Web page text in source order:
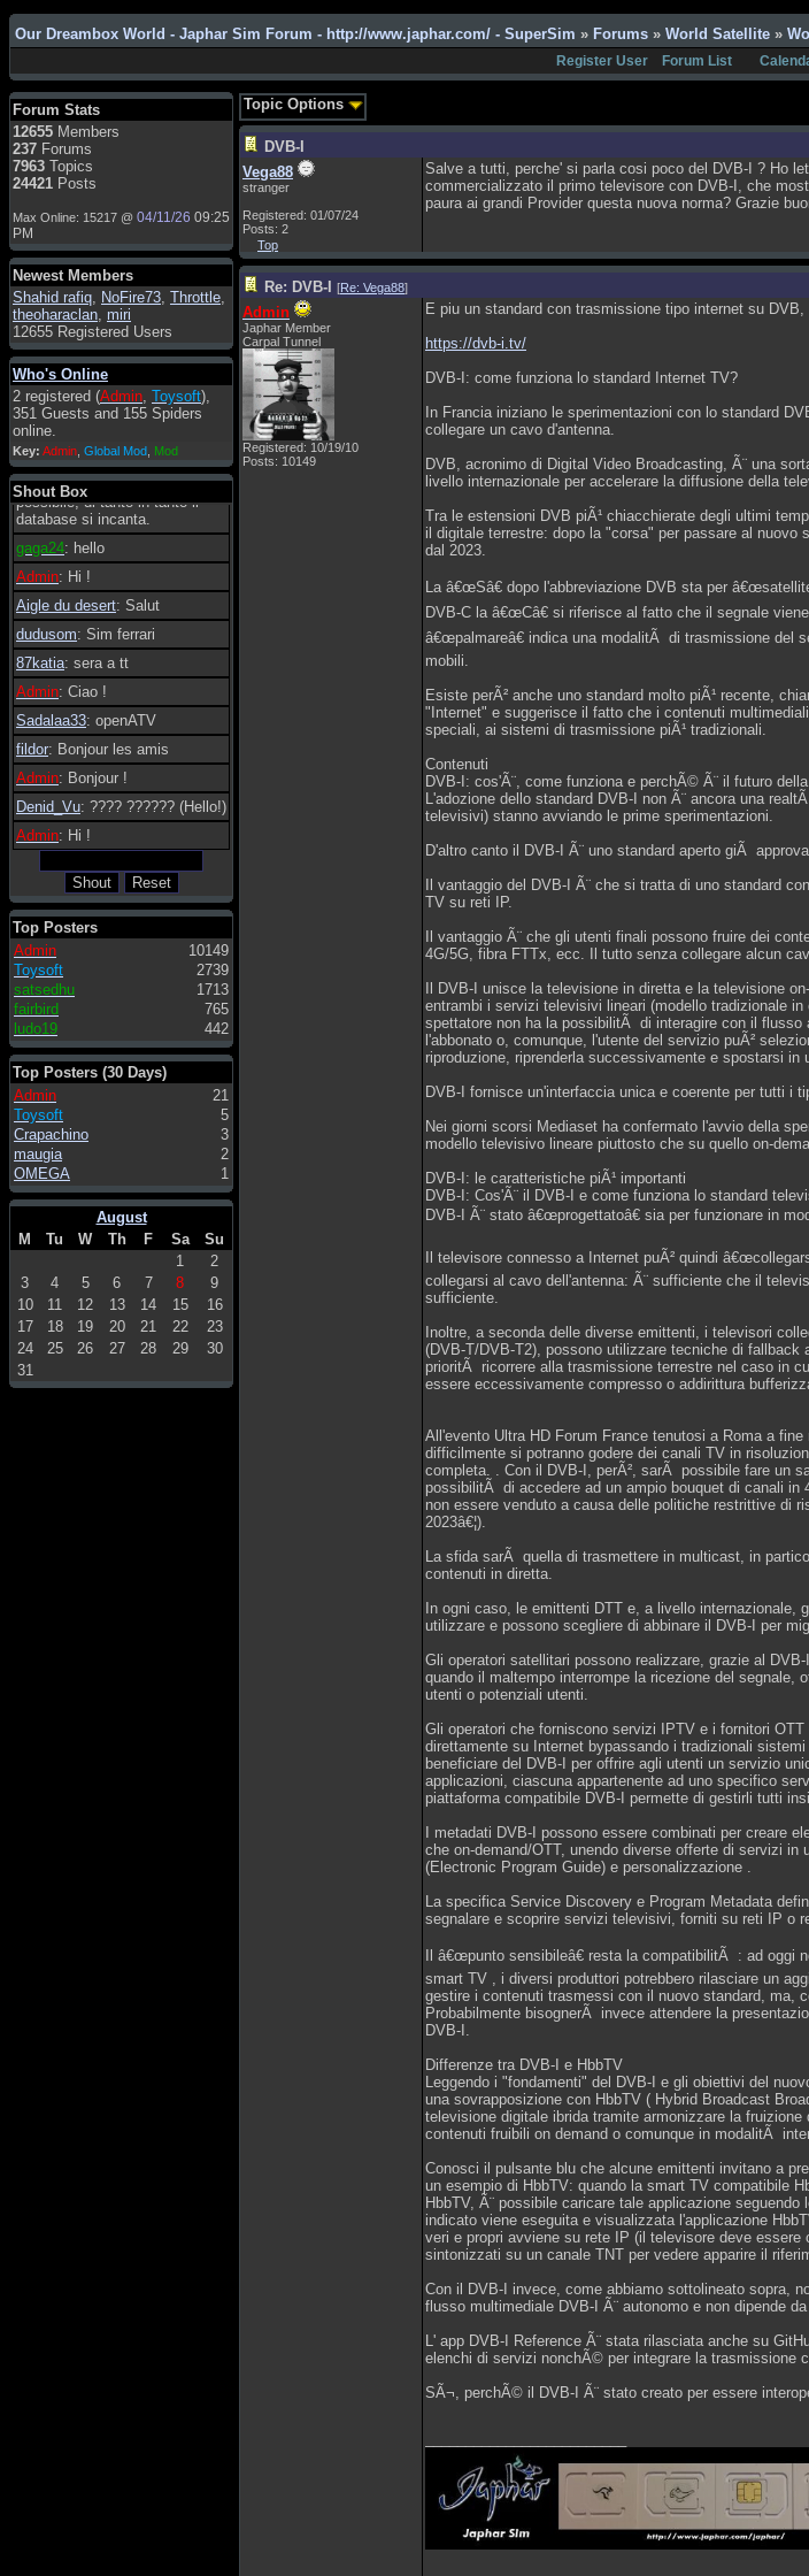
Our Dreambox World - Japhar Sim Forum - http://www.japhar.com/ - SuperSim » Forums » World Satellite »
Register User Forum List
Forum Stats
12655 Members
237 Forums
7963 Topics
24421 Posts
Max Online: 15217 @ 04/11/26 09:25
PM
Newest Members
Shahid rafiq, NoFire73, Throttle,
theoharaclan, miri
12655 Registered Users
Who's Online
2 registered (Admin, Toysoft),
351 Guests and 155 Spiders
online.
Key: Admin Global Mod Mod
Shout Box
Admin: Hi !!!
smous: Hello
franco59: sera a tutti
sasa'@1959
compreso lo staff
hecruze
Admin: Hello !
dwefff: hi mate
Toysoft: Hi !
pulakivasilaki: ????? ?????
pietro: ciao a tutti
pietro: è un po' che manco dal
forum,non mi è possibile
vedere i contenuti, mi sono
perso qualcosa?
Admin: Dovrebbe essere
possibile, di tanto in tanto il
database si incanta.
gaga24: hello
Admin: Hi !
Aigle du desert: Salut
dudusom: Sim ferrari
87katia: sera a tt
Admin: Ciao !
Sadalaa33: openATV
fildor: Bonjour les amis
Admin: Bonjour !
Denid_Vu: ???? ?????? (Hello!)
Admin: Hi !
Top Posters
Admin
10149
Toysoft
2739
satsedhu
1713
fairbird
765
ludo19
442
Top Posters (30 Days)
Admin
21
Toysoft
5
Crapachino
3
maugia
2
OMEGA
1
August
M
Tu W Th F Sa
Su
1
2
3
4 5 6 7 8
9
10
11 12 13 14 15
16
17
18 19 20 21 22
23
24
25 26 27 28 29
30
31
Topic Options
DVB-I
Vega88
stranger
Registered: 01/07/24
Posts: 2
Salve a tutti, perche' si parla cosi poco del DVB-I ? Ho
commercializzato il primo televisore con DVB-I, che
paura ai grandi Provider questa nuova norma? Grazie
Top
Re: DVB-I [Re: Vega88]
Admin
Japhar Member
Carpal Tunnel
Registered: 10/19/10
Posts: 10149
E piu un standard con trasmissione tipo internet su DVB,
https://dvb-i.tv/
DVB-I: come funziona lo standard Internet TV?
In Francia iniziano le sperimentazioni con lo standard
collegare un cavo d'antenna.
DVB, acronimo di Digital Video Broadcasting, Ã¨ una
livello internazionale per accelerare la diffusione della
Tra le estensioni DVB piÃ¹ chiacchierate degli ultimi
il digitale terrestre: dopo la "corsa" per passare al
dal 2023.
La â€œSâ€ dopo l'abbreviazione DVB sta per
DVB-C la â€œCâ€ si riferisce al fatto che il segnale
â€œpalmareâ€ indica una modalitÃ di trasmissione del
mobili.
Esiste perÃ² anche uno standard molto piÃ¹ recente,
"Internet" e suggerisce il fatto che i contenuti
speciali, ai sistemi di trasmissione piÃ¹ tradizionali.
Contenuti
DVB-I: cos'Ã¨, come funziona e perchÃ© Ã¨ il futuro
L'adozione dello standard DVB-I non Ã¨ ancora una
televisivi) stanno avviando le prime sperimentazioni.
D'altro canto il DVB-I Ã¨ uno standard aperto giÃ
Il vantaggio del DVB-I Ã¨ che si tratta di uno standard
TV su reti IP.
Il vantaggio Ã¨ che gli utenti finali possono fruire dei
4G/5G, fibra FTTx, ecc. Il tutto senza collegare alcun
Il DVB-I unisce la televisione in diretta e la televisione
entrambi i servizi televisivi lineari (modello tradizionale
spettatore non ha la possibilitÃ di interagire con il flusso
l'abbonato o, comunque, l'utente del servizio puÃ²
riproduzione, riprenderla successivamente e spostarsi
DVB-I fornisce un'interfaccia unica e coerente per tutti i
Nei giorni scorsi Mediaset ha confermato l'avvio della
modello televisivo lineare piuttosto che su quello on-
DVB-I: le caratteristiche piÃ¹ importanti
DVB-I: Cos'Ã¨ il DVB-I e come funziona lo standard
DVB-I Ã¨ stato â€œprogettatoâ€ sia per funzionare in
Il televisore connesso a Internet puÃ² quindi
collegarsi al cavo dell'antenna: Ã¨ sufficiente che il
sufficiente.
Inoltre, a seconda delle diverse emittenti, i televisori
(DVB-T/DVB-T2), possono utilizzare tecniche di
prioritÃ ricorrere alla trasmissione terrestre nel caso in
essere eccessivamente compresso o addirittura
All'evento Ultra HD Forum France tenutosi a Roma a
difficilmente si potranno godere dei canali TV in
completa. . Con il DVB-I, perÃ², sarÃ possibile fare un
possibilitÃ di accedere ad un ampio bouquet di canali in
non essere venduto a causa delle politiche restrittive di
2023â€¦).
La sfida sarÃ quella di trasmettere in multicast, in
contenuti in diretta.
In ogni caso, le emittenti DTT e, a livello internazionale,
utilizzare e possono scegliere di abbinare il DVB-I per
Gli operatori satellitari possono realizzare, grazie al
quando il maltempo interrompe la ricezione del segnale,
utenti o potenziali utenti.
Gli operatori che forniscono servizi IPTV e i fornitori
direttamente su Internet bypassando i tradizionali
beneficiare del DVB-I per offrire agli utenti un servizio
applicazioni, ciascuna appartenente ad uno specifico
piattaforma compatibile DVB-I permette di gestirli tutti
I metadati DVB-I possono essere combinati per creare
che on-demand/OTT, unendo diverse offerte di servizi
(Electronic Program Guide) e personalizzazione .
La specifica Service Discovery e Program Metadata
segnalare e scoprire servizi televisivi, forniti su reti IP o
Il â€œpunto sensibileâ€ resta la compatibilitÃ : ad
smart TV , i diversi produttori potrebbero rilasciare un
gestire i contenuti trasmessi con il nuovo standard, ma,
Probabilmente bisognerÃ invece attendere la
DVB-I.
Differenze tra DVB-I e HbbTV
Leggendo i "fondamenti" del DVB-I e gli obiettivi del
una sovrapposizione con HbbTV ( Hybrid Broadcast
televisione digitale ibrida tramite armonizzare la
contenuti fruibili on demand o comunque in modalitÃ
Conosci il pulsante blu che alcune emittenti invitano a
un esempio di HbbTV: quando la smart TV compatibile
HbbTV, Ã¨ possibile caricare tale applicazione
indicato viene eseguita e visualizzata l'applicazione
veri e propri avviene su rete IP (il televisore deve
sintonizzati su un canale TNT per vedere apparire il
Con il DVB-I invece, come abbiamo sottolineato sopra,
flusso multimediale DVB-I Ã¨ autonomo e non dipende
L' app DVB-I Reference Ã¨ stata rilasciata anche su
elenchi di servizi nonchÃ© per integrare la trasmissione
SÃ¬, perchÃ© il DVB-I Ã¨ stato creato per essere